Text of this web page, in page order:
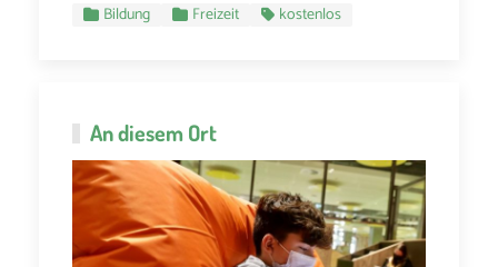
Bildung Freizeit kostenlos
An diesem Ort